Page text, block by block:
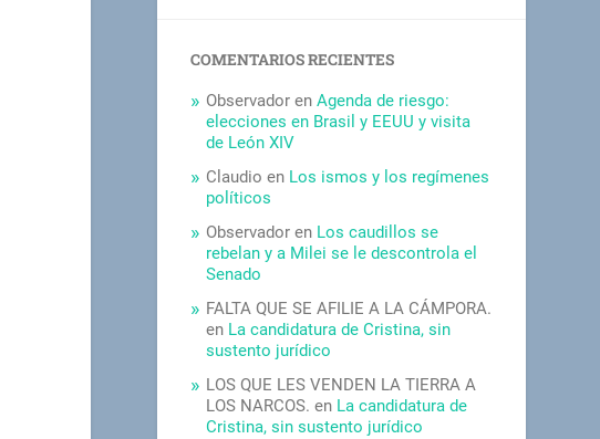
COMENTARIOS RECIENTES
Observador enAgenda de riesgo:
elecciones en Brasil y EEUU y visita
de León XIV
Claudio en Los ismos y los regímenes
políticos
Observador en Los caudillos se
rebelan y a Milei se le descontrola el
Senado
FALTA QUE SE AFILIE A LA CÁMPORA.
en La candidatura de Cristina, sin
sustento jurídico
LOS QUE LES VENDEN LA TIERRA A
LOS NARCOS. en La candidatura de
Cristina, sin sustento jurídico